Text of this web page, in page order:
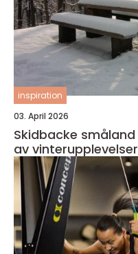
inspiration
03. April 2026
Skidbacke småland nära, familjärt och fullt
av vinterupplevelser